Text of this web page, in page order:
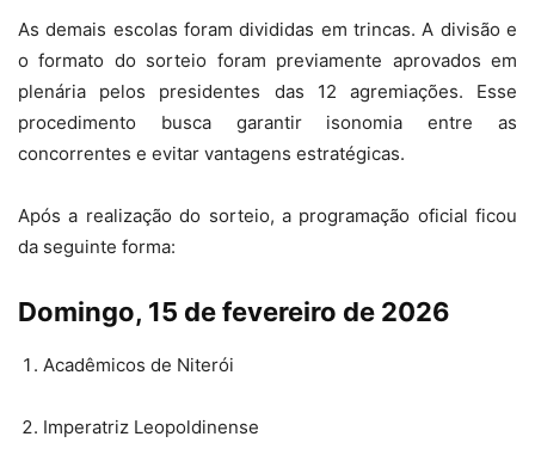
As demais escolas foram divididas em trincas. A divisão e
o formato do sorteio foram previamente aprovados em
plenária pelos presidentes das 12 agremiações. Esse
procedimento busca garantir isonomia entre as
concorrentes e evitar vantagens estratégicas.
Após a realização do sorteio, a programação oficial ficou
da seguinte forma:
Domingo, 15 de fevereiro de 2026
Acadêmicos de Niterói
Imperatriz Leopoldinense